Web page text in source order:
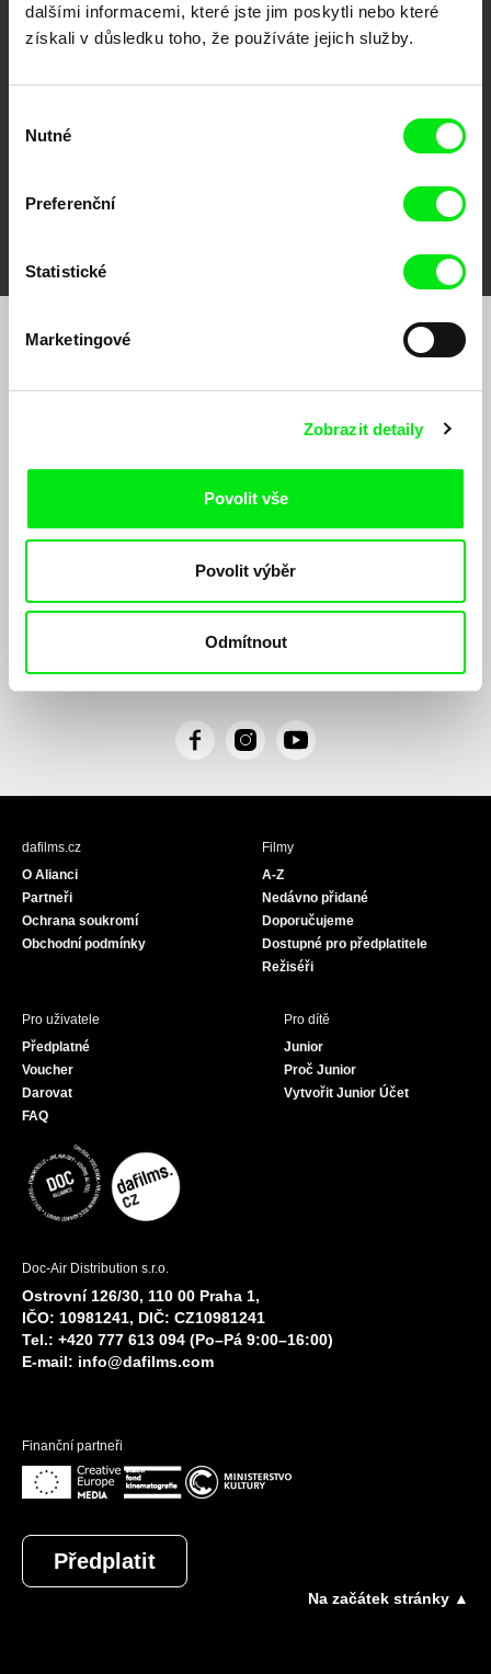
dalšími informacemi, které jste jim poskytli nebo které
získali v důsledku toho, že používáte jejich služby.
souhlasu
Nutné
Preferenční
Statistické
Marketingové
Zobrazit detaily
Povolit vše
Povolit výběr
Odmítnout
CPH:DOX Doclisboa
Millennium Docs
Against Gravity
DOK Leipzig
Chcete být pravidelně informováni o našem
elektronickými prostředky a souvisejícím zpracováním osobních údajů pro účely
Zásady zpracování osobních údajů, textu rozumím a souhlasím s ním, přičemž
F
c
I
s
Y
u
dafilms.cz
O Alianci
Partneři
Ochrana soukromí
Obchodní podmínky
Filmy
A-Z
Nedávno přidané
Doporučujeme
Dostupné pro předplatitele
Režiséři
Pro uživatele
Předplatné
Voucher
Darovat
FAQ
Pro dítě
Junior
Proč Junior
Vytvořit Junior Účet
Doc-Air Distribution s.r.o.
Ostrovní 126/30, 110 00 Praha 1,
IČO: 10981241, DIČ: CZ10981241
Tel.: +420 777 613 094 (Po–Pá 9:00–16:00)
E-mail: info@dafilms.com
Finanční partneři
Předplatit
Na začátek stránky ▲